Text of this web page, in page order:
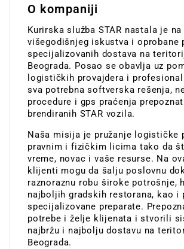
O kompaniji
Kurirska služba STAR nastala je
višegodišnjeg iskustva i oprobane
specijalizovanih dostava na
Beograda. Posao se obavlja uz
logističkih provajdera i
sva potrebna softverska rešenja,
procedure i gps praćenja
brendiranih STAR vozila.
Naša misija je pružanje logističke
pravnim i fizičkim licima tako da
vreme, novac i vaše resurse. Na
klijenti mogu da šalju poslovnu
raznoraznu robu široke potrošnje,
najboljih gradskih restorana, kao i
specijalizovane preparate.
potrebe i želje klijenata i stvorili
najbržu i najbolju dostavu na
Beograda.